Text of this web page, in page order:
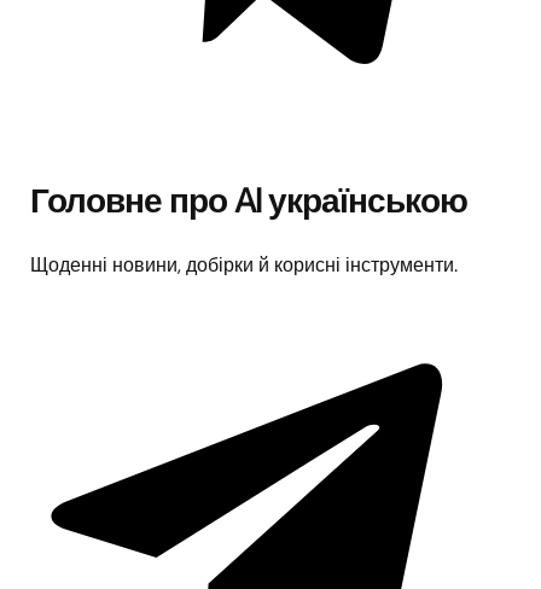
Головне про AI українською
Щоденні новини, добірки й корисні інструменти.